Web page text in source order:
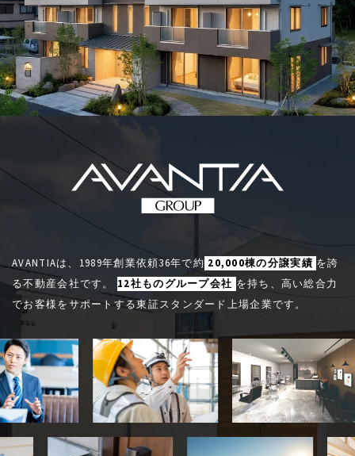
AVANTIAは、1989年創業依頼36年で約 20,000棟の分譲実績 を誇
る不動産会社です。
12社ものグループ会社 を持ち、高い総合力
でお客様をサポートする東証スタンダード上場企業です。